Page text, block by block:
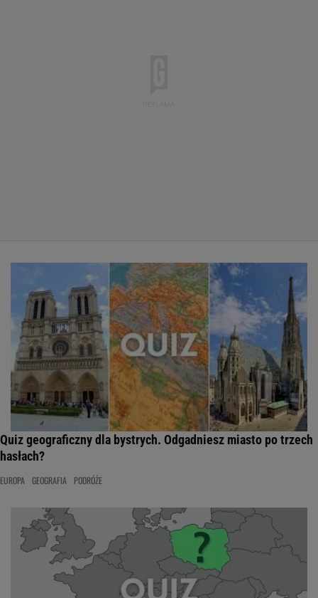
Quiz geograficzny dla bystrych. Odgadniesz miasto po trzech
hasłach?
EUROPA GEOGRAFIA PODRÓŻE